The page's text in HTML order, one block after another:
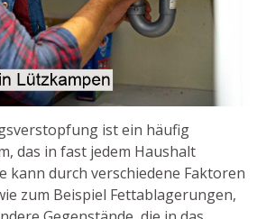
ist ein häufig
das in fast jedem Haushalt
kann durch verschiedene Faktoren
zum Beispiel Fettablagerungen,